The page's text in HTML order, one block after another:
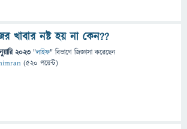
খাবার নষ্ট হয় না কেন??
2023 "লাইফ" বিভাগে জিজ্ঞাসাকরেছেন
(520 পয়েন্ট)